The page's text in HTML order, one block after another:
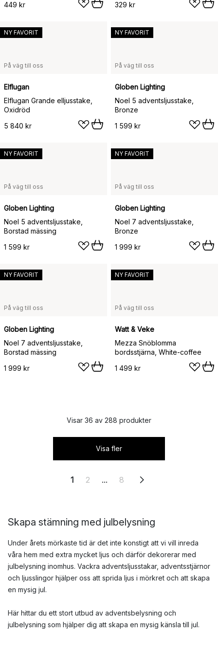
449 kr 329 kr
På väg till oss
Elflugan
Elflugan Grande elljusstake,
Oxidröd
5 840 kr
NY FAVORIT
På väg till oss
Globen Lighting
Noel 5 adventsljusstake,
Bronze
1 599 kr
NY FAVORIT
På väg till oss
Globen Lighting
Noel 5 adventsljusstake,
Borstad mässing
1 599 kr
NY FAVORIT
På väg till oss
Globen Lighting
Noel 7 adventsljusstake,
Bronze
1 999 kr
NY FAVORIT
På väg till oss
Globen Lighting
Noel 7 adventsljusstake,
Borstad mässing
1 999 kr
NY FAVORIT
På väg till oss
Watt & Veke
Mezza Snöblomma
bordsstjärna, White-coffee
1 499 kr
NY FAVORIT
Visar 36 av 288 produkter
Visa fler
1 2 ... 8
Skapa stämning med julbelysning
Under årets mörkaste tid är det inte konstigt att vi vill inreda
våra hem med extra mycket ljus och därför dekorerar med
julbelysning inomhus. Vackra adventsljusstakar, adventsstjärnor
och ljusslingor hjälper oss att sprida ljus i mörkret och att skapa
en mysig jul.
Här hittar du ett stort utbud av adventsbelysning och
julbelysning som hjälper dig att skapa en mysig känsla till jul.